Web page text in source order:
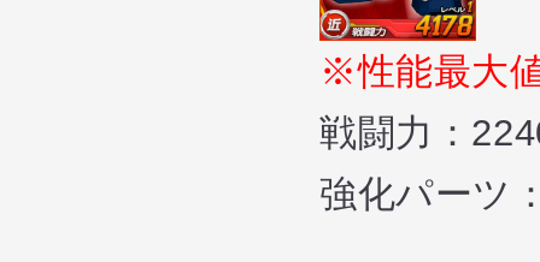
※性能最大
戦闘力：22409
強化パーツ